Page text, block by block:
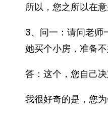
所以，您之所以在
3、问一：请问老师
她买个小房，准备
答：这个，您自己
我很好奇的是，您